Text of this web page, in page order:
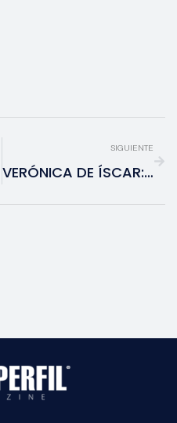
SIGUIENTE
VERÓNICA DE ÍSCAR: CHIEF B2B SALES OFFICER DE CIVITATIS